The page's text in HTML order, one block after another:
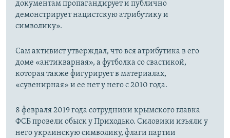
документам пропагандирует и публично
демонстрирует нацистскую атрибутику и
символику».
Сам активист утверждал, что вся атрибутика в его
доме «антикварная», а футболка со свастикой,
которая также фигурирует в материалах,
«сувенирная» и ее нет у него с 2010 года.
8 февраля 2019 года сотрудники крымского главка
ФСБ провели обыск у Приходько. Силовики изъяли у
него украинскую символику, флаги партии